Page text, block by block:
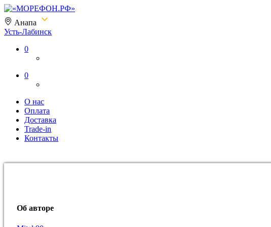
Анапа
Усть-Лабинск
«МОРЕФОН.РФ»
0
0
О нас
Оплата
Доставка
Trade-in
Контакты
Об авторе